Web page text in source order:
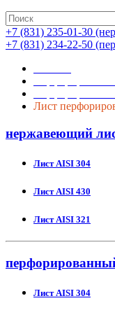
+7 (831) 235-01-30
+7 (831) 234-22-50
Лист
нержавеющий
Лист AISI 304
Лист AISI 430
Лист AISI 321
Лист AISI 304